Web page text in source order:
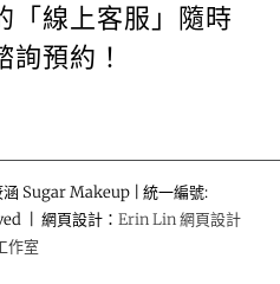
「線上客服」隨時
詢預約！
Sugar Makeup | 統一編號:
| 網頁設計： Erin Lin 網頁設計
作室